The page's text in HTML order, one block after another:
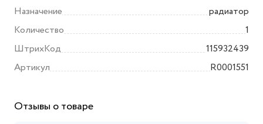
Назначение
радиатор
Количество
1
ШтрихКод
115932439
Артикул
R0001551
Отзывы о товаре